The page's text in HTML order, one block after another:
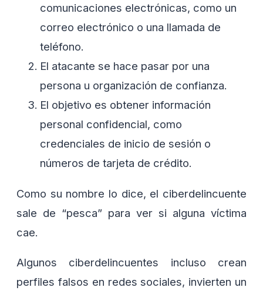
comunicaciones electrónicas, como un
correo electrónico o una llamada de
teléfono.
El atacante se hace pasar por una
persona u organización de confianza.
El objetivo es obtener información
personal confidencial, como
credenciales de inicio de sesión o
números de tarjeta de crédito.
Como su nombre lo dice, el ciberdelincuente
sale de “pesca” para ver si alguna víctima
cae.
Algunos ciberdelincuentes incluso crean
perfiles falsos en redes sociales, invierten un